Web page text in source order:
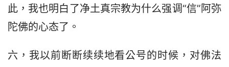
此，我也明白了净土真宗教为什么强调“信”阿弥
陀佛的心态了。
六，我以前断断续续地看公号的时候，对佛法